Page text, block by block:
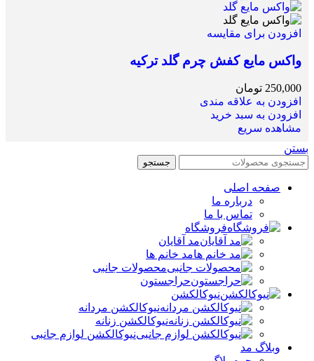
افزودن برای مقایسه
واکس مایع کفش چرم گلد ترکیه
250,000 تومان
افزودن به علاقه مندی
افزودن به سبد خرید
مشاهده سریع
بستن
جستجو
صفحه اصلی
درباره ما
تماس با ما
فروشگاه
مد آقایان
مد خانم ها
محصولات جانبی
حراجستون
نیوکالکشن
نیوکالکشن مردانه
نیوکالکشن زنانه
نیوکالکشن لوازم جانبی
وبلاگ مد